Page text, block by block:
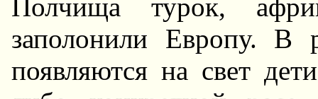
Полчища туpок,
заполонили Евpопу. В
появляются на свет